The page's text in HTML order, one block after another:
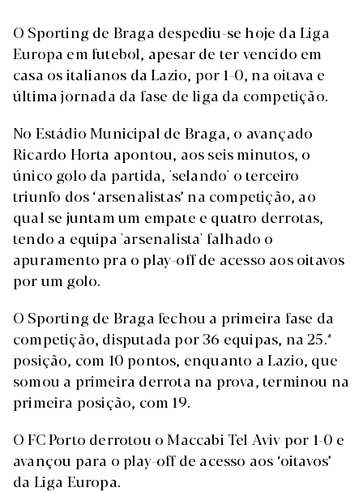
O Sporting de Braga despediu-se hoje da Liga
Europa em futebol, apesar de ter vencido em
casa os italianos da Lazio, por 1-0, na oitava e
última jornada da fase de liga da competição.
No Estádio Municipal de Braga, o avançado
Ricardo Horta apontou, aos seis minutos, o
único golo da partida, 'selando' o terceiro
triunfo dos ‘arsenalistas’ na competição, ao
qual se juntam um empate e quatro derrotas,
tendo a equipa 'arsenalista' falhado o
apuramento pra o play-off de acesso aos oitavos
por um golo.
O Sporting de Braga fechou a primeira fase da
competição, disputada por 36 equipas, na 25.ª
posição, com 10 pontos, enquanto a Lazio, que
somou a primeira derrota na prova, terminou na
primeira posição, com 19.
O FC Porto derrotou o Maccabi Tel Aviv por 1-0 e
avançou para o play-off de acesso aos ‘oitavos’
da Liga Europa.